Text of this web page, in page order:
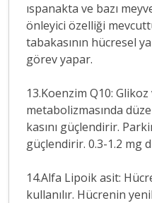
ıspanakta ve bazı
önleyici özelliği
tabakasının hücresel
görev yapar.
13.Koenzim Q10:
metabolizmasında
kasını güçlendirir.
güçlendirir. 0.3-1.2 mg
14.Alfa Lipoik asit:
kullanılır. Hücrenin